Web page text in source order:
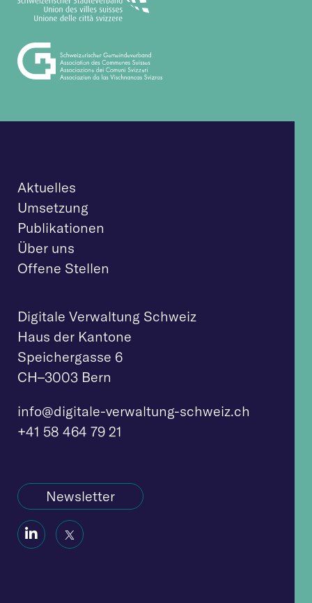
Aktuelles
Umsetzung
Publikationen
Über uns
Offene Stellen
Digitale Verwaltung Schweiz
Haus der Kantone
Speichergasse 6
CH–3003 Bern
info@digitale-verwaltung-schweiz.ch
+41 58 464 79 21
Newsletter
Social Social